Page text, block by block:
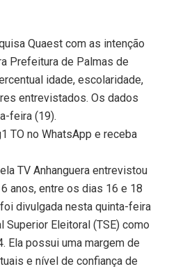
Quaest com as intenção
Prefeitura de Palmas de
idade, escolaridade,
entrevistados. Os dados
feira (19).
TO no WhatsApp e receba
TV Anhanguera entrevistou
anos, entre os dias 16 e 18
divulgada nesta quinta-feira
Superior Eleitoral (TSE) como
Ela possui uma margem de
e nível de confiança de